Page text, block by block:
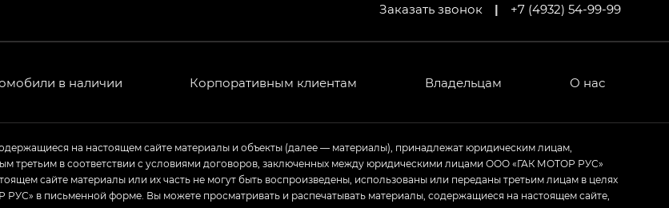
— GS8 TRAVELLER, Джи Икс ПРЕМИУМ — GX PREMIUM, Джи Эти — GT, Джи Эль —
привод — GB 2WD, Джи Би Полный привод — GB AWD, Джи Эль Полный привод —
GS, Джи Эль с элементы экстерьера в спортивном стиле — GL (S-Style)
Заказать звонок | +7 (4932) 54-99-99
в наличии Корпоративным клиентам Владельцам О нас
на настоящем сайте материалы и объекты (далее — материалы), принадлежат юридическим лицам,
третьим в соответствии с условиями договоров, заключенных между юридическими лицами ООО «ГАК МОТОР РУС»
сайте материалы или их часть не могут быть воспроизведены, использованы или переданы третьим лицам в целях
в письменной форме. Вы можете просматривать и распечатывать материалы, содержащиеся на настоящем сайте,